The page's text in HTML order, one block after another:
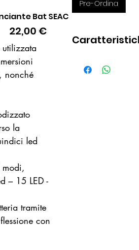
Vista rapida
Bat SEAC
Prezzo
22,00 €
nonché
la
led
– 15 LED -
tramite
con
Pre-Ordina
Potenza: